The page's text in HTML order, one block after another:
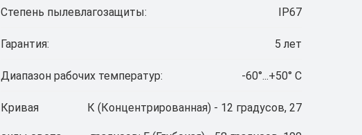
Степень пылевлагозащиты: IP67
Гарантия: 5 лет
Диапазон рабочих температур: -60°...+50° C
Кривая К (Концентрированная) - 12 градусов, 27